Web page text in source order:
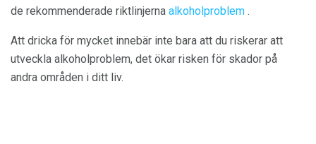
de rekommenderade riktlinjerna alkoholproblem .
Att dricka för mycket innebär inte bara att du riskerar att
utveckla alkoholproblem, det ökar risken för skador på
andra områden i ditt liv.